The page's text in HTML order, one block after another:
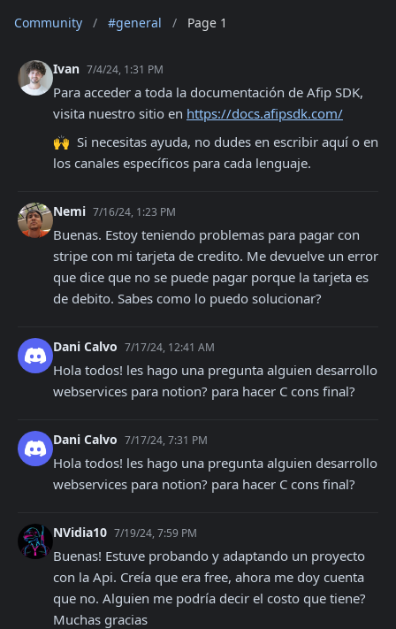
Community / #general / Page 1
Ivan 7/4/24, 1:31 PM
Para acceder a toda la documentación de Afip SDK,
visita nuestro sitio en https://docs.afipsdk.com/
🙌  Si necesitas ayuda, no dudes en escribir aquí o en
los canales específicos para cada lenguaje.
Nemi 7/16/24, 1:23 PM
Buenas. Estoy teniendo problemas para pagar con
stripe con mi tarjeta de credito. Me devuelve un error
que dice que no se puede pagar porque la tarjeta es
de debito. Sabes como lo puedo solucionar?
Dani Calvo 7/17/24, 12:41 AM
Hola todos! les hago una pregunta alguien desarrollo
webservices para notion? para hacer C cons final?
Dani Calvo 7/17/24, 7:31 PM
Hola todos! les hago una pregunta alguien desarrollo
webservices para notion? para hacer C cons final?
NVidia10 7/19/24, 7:59 PM
Buenas! Estuve probando y adaptando un proyecto
con la Api. Creía que era free, ahora me doy cuenta
que no. Alguien me podría decir el costo que tiene?
Muchas gracias